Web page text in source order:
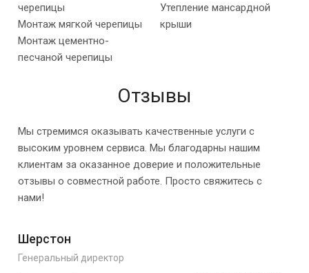
черепицы
Монтаж мягкой черепицы
Монтаж цементно-
песчаной черепицы
Утепление мансардной
крыши
Отзывы
Мы стремимся оказывать качественные услуги с
высоким уровнем сервиса. Мы благодарны нашим
клиентам за оказанное доверие и положительные
отзывы о совместной работе. Просто свяжитесь с
нами!
Шерстон
Генеральный директор